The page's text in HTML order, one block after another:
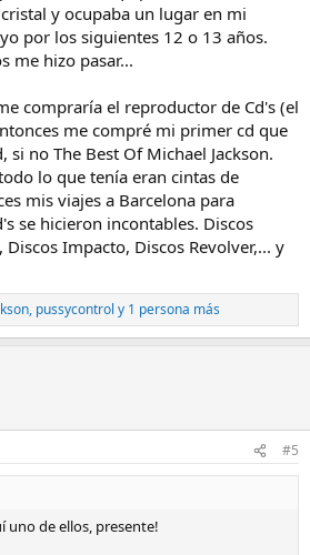
y ocupaba un lugar en mi
por los siguientes 12 o 13 años.
me hizo pasar...
compraría el reproductor de Cd's (el
me compré mi primer cd que
no The Best Of Michael Jackson.
lo que tenía eran cintas de
mis viajes a Barcelona para
se hicieron incontables. Discos
Discos Impacto, Discos Revolver,... y
, pussycontrol y 1 persona más
#5
uno de ellos, presente!